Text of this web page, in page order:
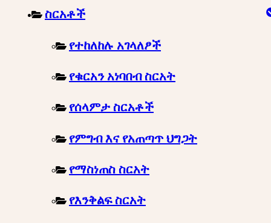
ስርአቶች
የተከለከሉ አገላለፆች
የቁርአን አነባበብ ስርአት
የሰላምታ ስርአቶች
የምግብ እና የአጠጣጥ ህግጋት
የማስነጠስ ስርአት
የእንቅልፍ ስርአት